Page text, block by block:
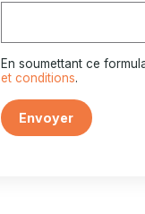
En soumettant ce
et conditions.
Envoyer